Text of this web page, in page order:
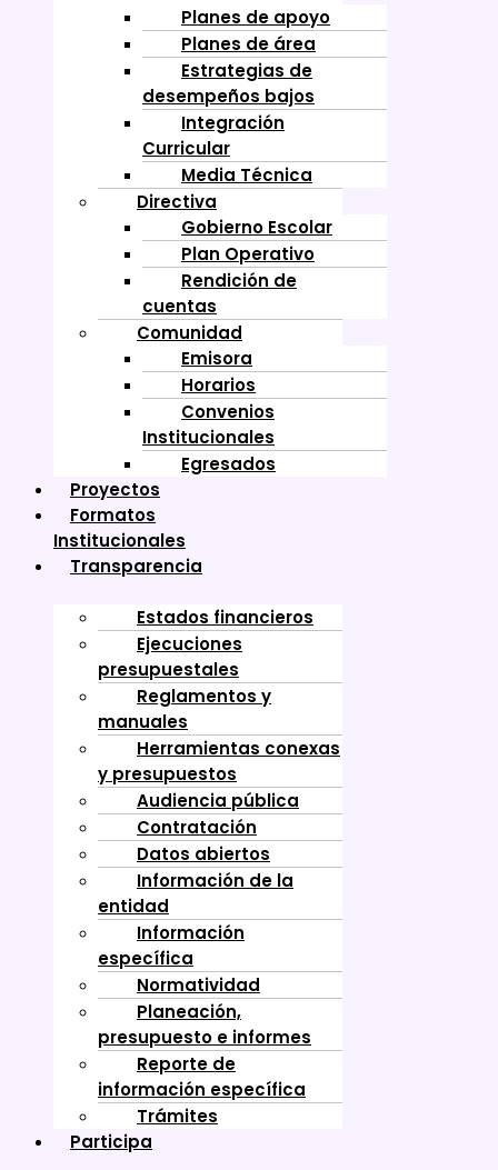
Planes de apoyo
Planes de área
Estrategias de
desempeños bajos
Integración
Curricular
Media Técnica
Directiva
Gobierno Escolar
Plan Operativo
Rendición de
cuentas
Comunidad
Emisora
Horarios
Convenios
Institucionales
Egresados
Proyectos
Formatos
Institucionales
Transparencia
Estados financieros
Ejecuciones
presupuestales
Reglamentos y
manuales
Herramientas conexas
y presupuestos
Audiencia pública
Contratación
Datos abiertos
Información de la
entidad
Información
específica
Normatividad
Planeación,
presupuesto e informes
Reporte de
información específica
Trámites
Participa